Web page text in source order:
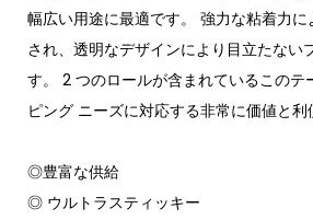
幅広い用途に最適です。 強力な粘着力
され、透明なデザインにより目立たない
す。 2 つのロールが含まれているこのテ
ピング ニーズに対応する非常に価値と利
◎豊富な供給
◎ ウルトラスティッキー